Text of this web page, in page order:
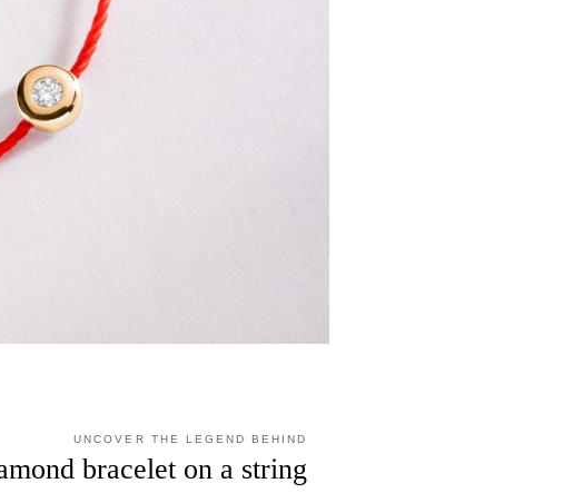
UNCOVER THE LEGEND BEHIND
bracelet on a string